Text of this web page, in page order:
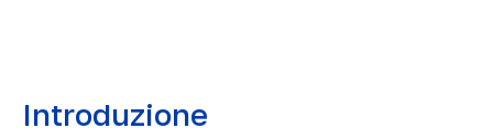
Introduzione